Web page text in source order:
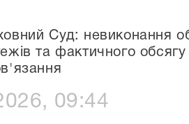
Суд: невиконання
та фактичного
09:44